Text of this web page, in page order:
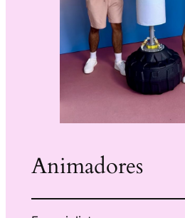
Animadores